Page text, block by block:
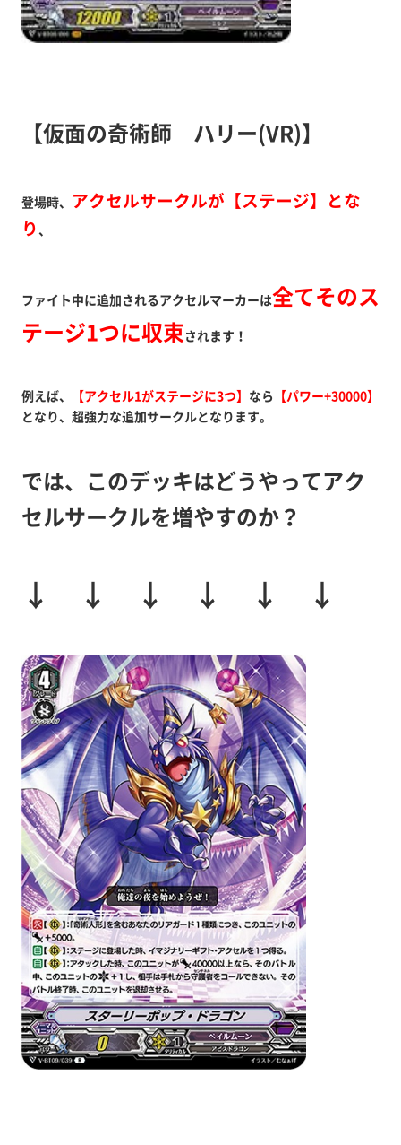
【仮面の奇術師 ハリー(VR)】
登場時、 アクセルサークルが【ステージ】とな
り、
ファイト中に追加されるアクセルマーカーは全てそのス
テージ1つに収束されます！
例えば、 【アクセル1がステージに3つ】 なら 【パワー+30000】
となり、超強力な追加サークルとなります。
では、このデッキはどうやってアク
セルサークルを増やすのか？
↓ ↓ ↓ ↓ ↓ ↓